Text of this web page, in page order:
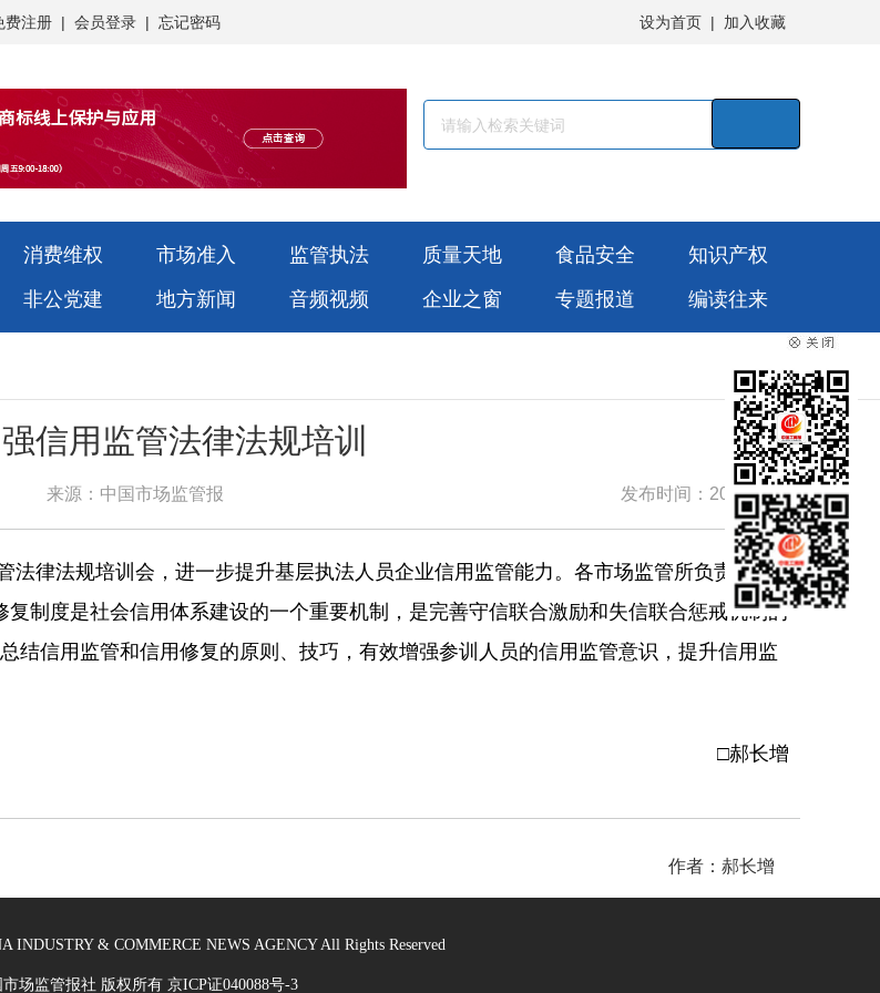
费注册 | 会员登录 | 忘记密码 设为首页 | 加入收藏
消费维权 市场准入 监管执法 质量天地 食品安全
知识产权
非公党建 地方新闻 音频视频 企业之窗 专题报道 编读往来
信用监管法律法规培训
来源：中国市场监管报 发布时间：2026-01-31
法律法规培训会，进一步提升基层执法人员企业信用监管能力。各市场监管所负责人、
制度是社会信用体系建设的一个重要机制，是完善守信联合激励和失信联合惩戒机制的
结信用监管和信用修复的原则、技巧，有效增强参训人员的信用监管意识，提升信用监
□郝长增
作者：郝长增
INDUSTRY & COMMERCE NEWS AGENCY All Rights Reserved
市场监管报社 版权所有 京ICP证040088号-3